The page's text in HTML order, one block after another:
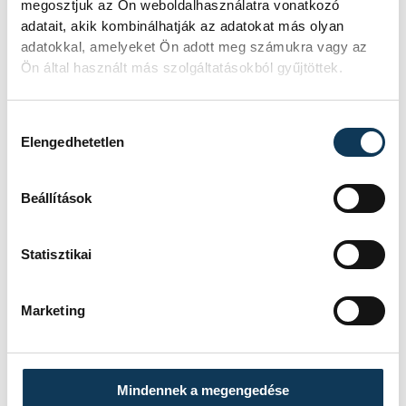
megosztjuk az Ön weboldalhasználatra vonatkozó
adatait, akik kombinálhatják az adatokat más olyan
adatokkal, amelyeket Ön adott meg számukra vagy az
Ön által használt más szolgáltatásokból gyűjtöttek.
Elengedhetetlen
Beállítások
Statisztikai
Marketing
Mindennek a megengedése
Lohonyay is, ami ugyan nevében és
elevenít fel, mégis két vállalkozó újonnan
hozta létre Veszprémben.